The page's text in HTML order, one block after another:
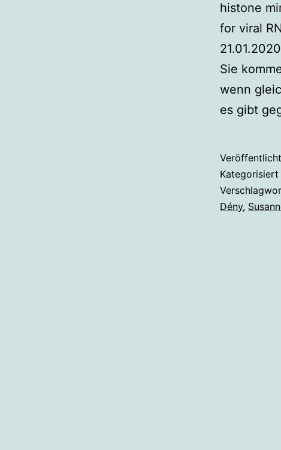
histone
for viral
Sie
wenn
es gibt
Kategorisiert
Dény,